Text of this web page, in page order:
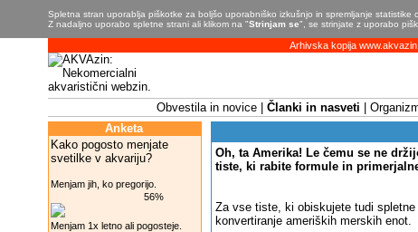
Spletna stran uporablja piškotke za boljšo uporabniško izkušnjo in spremljanje statistike
Z nadaljno uporabo spletne strani ali klikom na "Strinjam se", se strinjate z uporabo
Arhivska kopija
Obvestila in novice Članki in nasveti
Anketa
Kako pogosto menjate
svetilke v akvariju?
Menjam jih, ko pregorijo.
56%
Menjam 1x letno ali pogosteje.
Oh, ta Amerika! Le čemu se ne
tiste, ki rabite formule in
Za vse tiste, ki obiskujete tudi
konvertiranje ameriških merskih enot.